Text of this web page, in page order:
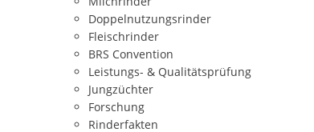
Doppelnutzungsrinder
Fleischrinder
BRS Convention
Leistungs- & Qualitätsprüfung
Jungzüchter
Forschung
Rinderfakten